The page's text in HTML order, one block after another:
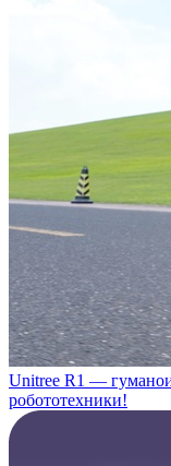
Unitree R1 —
робототехники!